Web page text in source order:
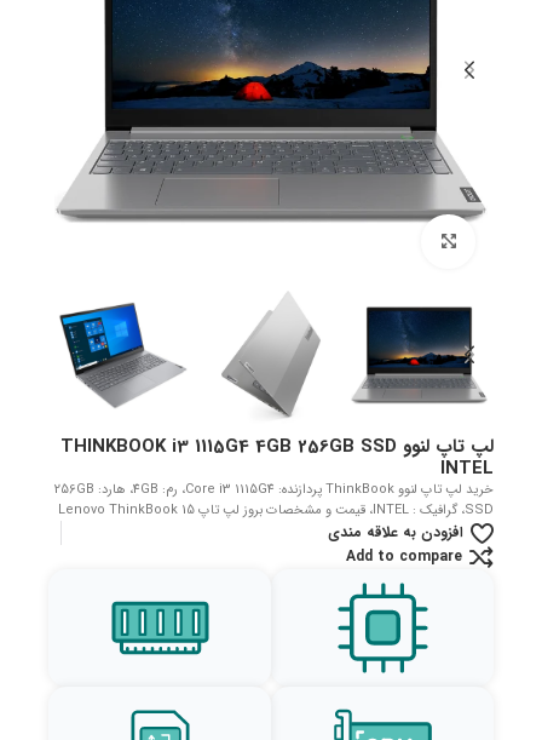
لپ تاپ لنوو THINKBOOK i3 1115G4 4GB 256GB SSD
INTEL
خرید لپ تاپ لنوو ThinkBook پردازنده: Core i3 1115G4، رم: 4GB، هارد: 256GB
SSD، گرافیک : INTEL، قیمت و مشخصات بروز لپ تاپ Lenovo ThinkBook 15
افزودن به علاقه مندی
Add to compare